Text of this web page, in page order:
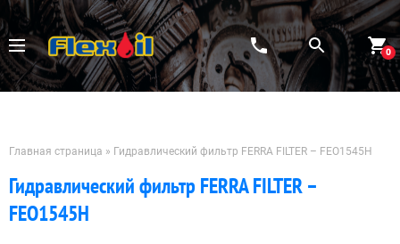
Перейти
к
содержимому
0
Главная страница » Гидравлический фильтр FERRA FILTER – FEO1545H
Гидравлический фильтр FERRA FILTER –
FEO1545H